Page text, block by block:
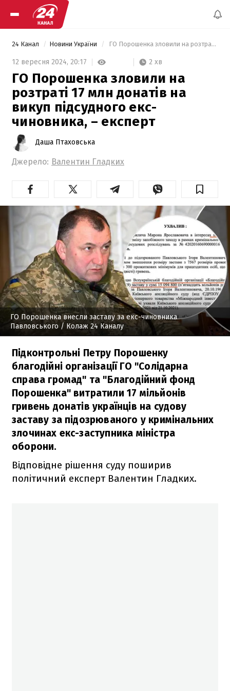
24 Канал Новини України ГО Порошенка зловили на розтраті 17 млн донатів  на викуп підсудного екс-чиновника, – експерт
12 вересня 2024, 20:17 2 хв
ГО Порошенка зловили на
розтраті 17 млн донатів на
викуп підсудного екс-
чиновника, – експерт
Даша Птаховська
Джерело: Валентин Гладких
ГО Порошенка внесли заставу за екс-чиновника
Павловського / Колаж 24 Каналу
Підконтрольні Петру Порошенку
благодійні організації ГО "Солідарна
справа громад" та "Благодійний фонд
Порошенка" витратили 17 мільйонів
гривень донатів українців на судову
заставу за підозрюваного у кримінальних
злочинах екс-заступника міністра
оборони.
Відповідне рішення суду поширив
політичний експерт Валентин Гладких.